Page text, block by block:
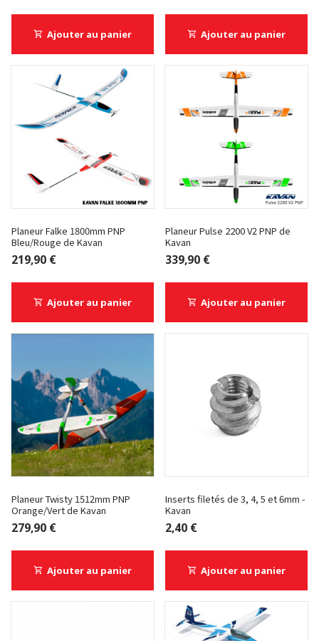
Ajouter au panier Ajouter au panier
Planeur Falke 1800mm PNP
Bleu/Rouge de Kavan
219,90 €
Ajouter au panier
Planeur Pulse 2200 V2 PNP de
Kavan
339,90 €
Ajouter au panier
Planeur Twisty 1512mm PNP
Orange/Vert de Kavan
279,90 €
Ajouter au panier
Inserts filetés de 3, 4, 5 et 6mm -
Kavan
2,40 €
Ajouter au panier